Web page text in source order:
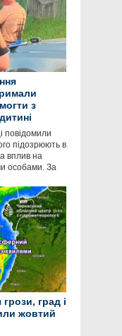
з
повідомили
підозрюють в
вплив на
особами. За
град і
жовтий